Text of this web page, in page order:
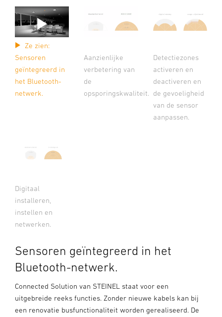
Ze zien:
Sensoren
geïntegreerd in
het Bluetooth-
netwerk.
Aanzienlijke
verbetering van
de
opsporingskwaliteit.
Detectiezones
activeren en
deactiveren en
de gevoeligheid
van de sensor
aanpassen.
Digitaal
installeren,
instellen en
netwerken.
Sensoren geïntegreerd in het
Bluetooth-netwerk.
Connected Solution van STEINEL staat voor een
uitgebreide reeks functies. Zonder nieuwe kabels kan bij
een renovatie busfunctionaliteit worden gerealiseerd. De